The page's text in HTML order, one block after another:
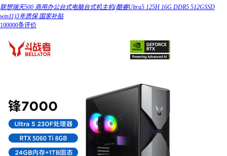
联想瑞天500 商用办公台式电脑台式机主机(酷睿Ultra5 125H 16G DDR5 512GSSD
win11)3年质保 国家补贴
100000条评价